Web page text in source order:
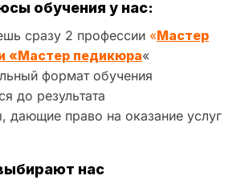
обучения у нас:
сразу 2 профессии «Мастер
«Мастер педикюра«
формат обучения
до результата
дающие право на оказание услуг
нас